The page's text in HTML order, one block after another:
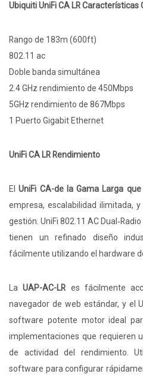
Ubiquiti UniFi CA LR Características
Rango de 183m (600ft)
802.11 ac
Doble banda simultánea
2.4 GHz rendimiento de 450Mbps
5GHz rendimiento de 867Mbps
1 Puerto Gigabit Ethernet
UniFi CA LR Rendimiento
ElUniFi CA-de la Gama Larga que
empresa, escalabilidad ilimitada,
gestión. UniFi 802.11 AC
tienen un refinado diseño
fácilmente utilizando el hardware
LaUAP-AC-LR es fácilmente
navegador de web estándar, y el
software potente motor ideal
implementaciones que requieren
de actividad del rendimiento.
software para configurar